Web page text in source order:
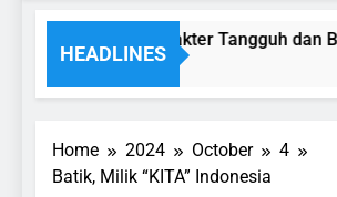
HEADLINES
MULIA “Karakter Tangguh dan
Home 2024 October
4
Batik, Milik “KITA” Indonesia